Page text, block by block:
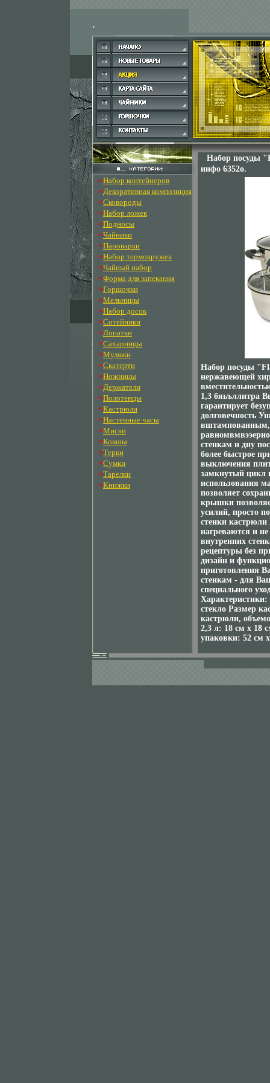
»Набор контейнеров
»Декоративная композиция
»Сковороды
»Набор ложек
»Подносы
»Чайники
»Пароварки
»Набор термокружек
»Чайный набор
»Форма для запекания
»Горшочки
»Мельницы
»Набор досок
»Сотейники
»Лопатки
»Сахарницы
»Муляжи
»Скатерти
»Ножницы
»Держатели
»Полотенцы
»Кастрюли
»Настенные часы
»Миски
»Ковшы
»Терки
»Сумки
»Тарелки
»Книжки
Набор посуды
инфо 6352o.
Набор посуды
нержавеющей
1,3 бяьъллитра
гарантирует
долговечность
вштампованным,
стенкам и дну
более быстрое
выключения
замкнутый цикл
использования
позволяет
крышки
усилий, просто
стенки
нагреваются и
внутренних
рецептуры без
дизайн и
приготовления
стенкам - для
специального
стекло Размер
кастрюли,
2,3 л: 18 см х 18
упаковки: 52 см